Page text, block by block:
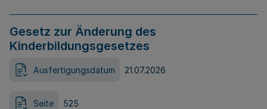
Gesetz zur Änderung des
Kinderbildungsgesetzes
Ausfertigungsdatum 21.07.2026
Seite 525